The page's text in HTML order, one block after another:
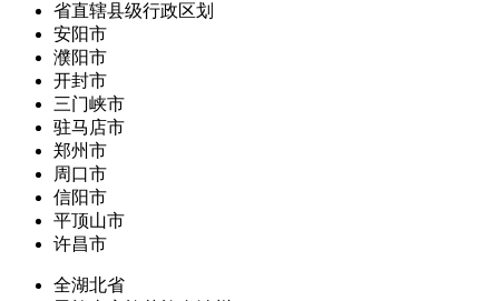
省直辖县级行政区划
安阳市
濮阳市
开封市
三门峡市
驻马店市
郑州市
周口市
信阳市
平顶山市
许昌市
全湖北省